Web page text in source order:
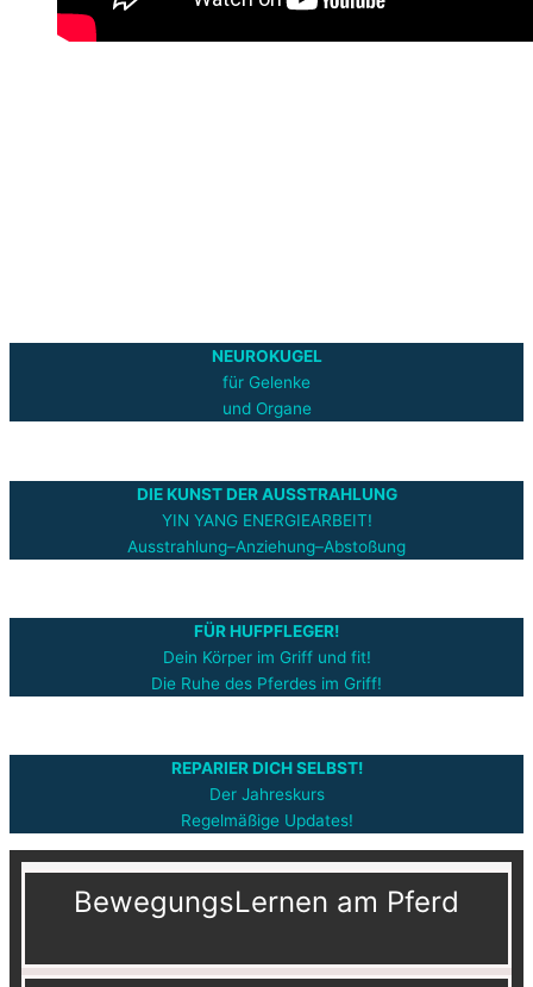
NEUROKUGEL
für Gelenke
und Organe
DIE KUNST DER AUSSTRAHLUNG
YIN YANG ENERGIEARBEIT!
Ausstrahlung–Anziehung–Abstoßung
FÜR HUFPFLEGER!
Dein Körper im Griff und fit!
Die Ruhe des Pferdes im Griff!
REPARIER DICH SELBST!
Der Jahreskurs
Regelmäßige Updates!
BewegungsLernen am Pferd